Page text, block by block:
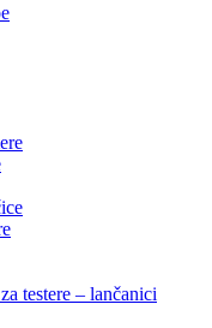
testere – lančanici